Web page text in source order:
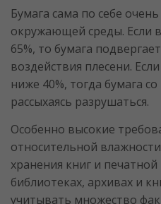
Бумага сама по себе
окружающей среды. Если
65%, то бумага
воздействия плесени.
ниже 40%, тогда бумага
рассыхаясь разрушаться.
Особенно высокие
относительной
хранения книг и
библиотеках, архивах и
учитывать множество